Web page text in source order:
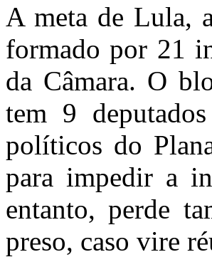
A meta de Lula,
formado por 21
da Câmara. O
tem 9
políticos do
para impedir a
entanto, perde
preso, caso vire